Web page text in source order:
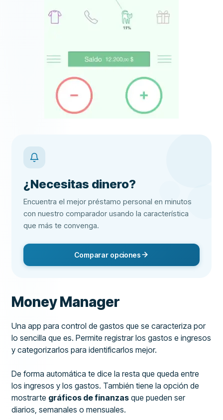
¿Necesitas dinero?
Encuentra el mejor préstamo personal en minutos
con nuestro comparador usando la característica
que más te convenga.
Comparar opciones
Money Manager
Una app para control de gastos que se caracteriza por
lo sencilla que es. Permite registrar los gastos e ingresos
y categorizarlos para identificarlos mejor.
De forma automática te dice la resta que queda entre
los ingresos y los gastos. También tiene la opción de
mostrarte gráficos de finanzas que pueden ser
diarios, semanales o mensuales.